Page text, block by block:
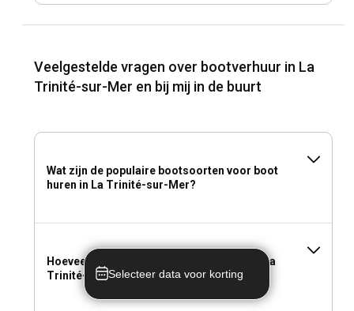
Veelgestelde vragen over bootverhuur in La
Trinité-sur-Mer en bij mij in de buurt
Wat zijn de populaire bootsoorten voor boot
huren in La Trinité-sur-Mer?
Hoeveel kost het om een jacht te huren in La
Trinité-sur-Mer?Selecteer data voor korting